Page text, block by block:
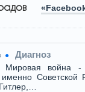
Диагноз
Мировая война -
именно Советской